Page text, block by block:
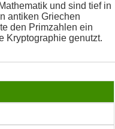
und sind tief in
antiken Griechen
den Primzahlen ein
Kryptographie genutzt.